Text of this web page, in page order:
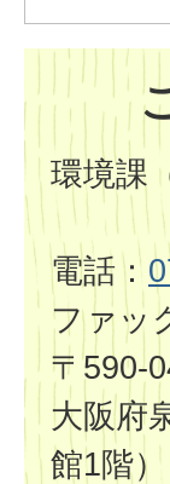
環境課
電話：
ファッ
〒590-
大阪府
館1階）